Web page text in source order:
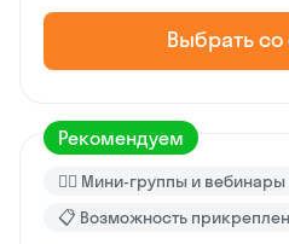
Выбрать
Рекомендуем
🙋‍♂️ Мини-группы и вебинары
📋 Возможность